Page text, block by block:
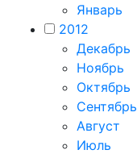
Январь
2012
Декабрь
Ноябрь
Октябрь
Сентябрь
Август
Июль